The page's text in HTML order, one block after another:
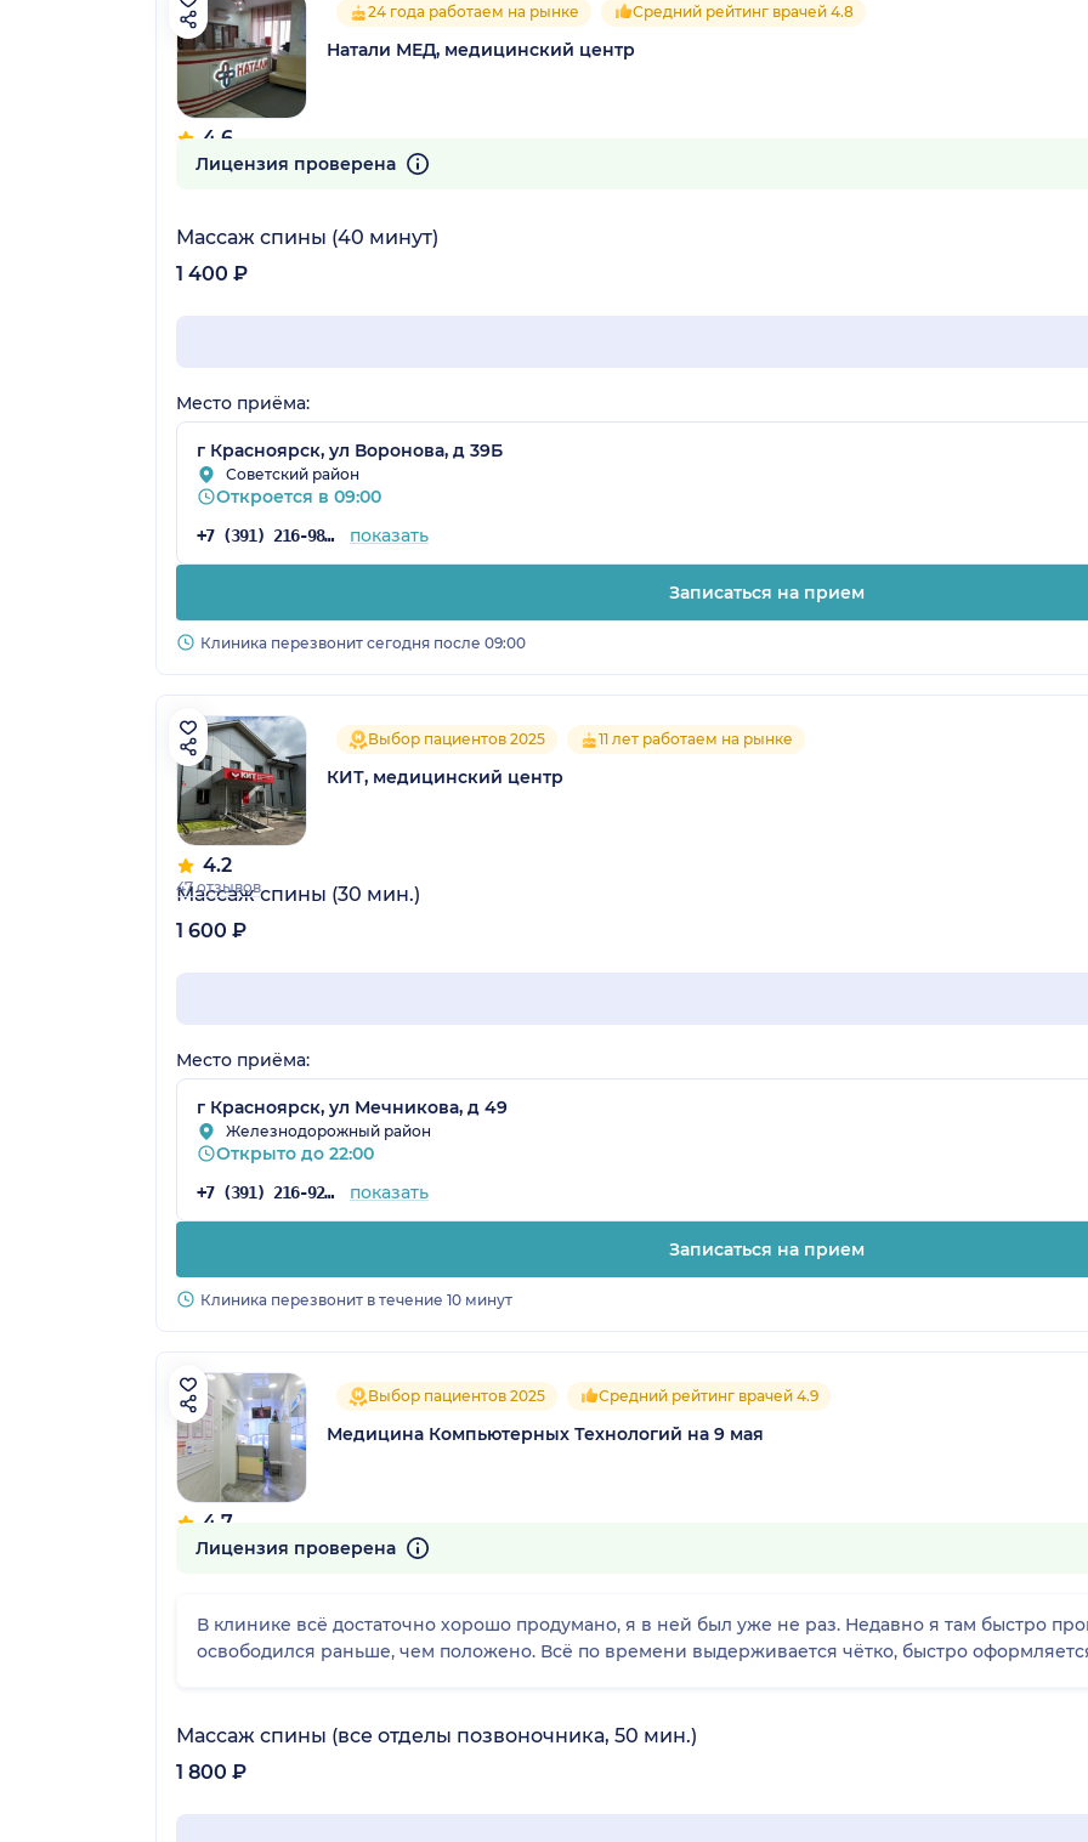
4.6
26 отзывов
24 года работаем на рынке Средний рейтинг врачей 4.8
Натали МЕД, медицинский центр
Лицензия проверена
Массаж спины (40 минут)
1 400 ₽
Место приёма:
г Красноярск, ул Воронова, д 39Б
Советский район
Откроется в 09:00
+7 (391) 216-98-61 показать
Записаться на прием
Клиника перезвонит сегодня после 09:00
4.2
47 отзывов
Выбор пациентов 2025 11 лет работаем на рынке
КИТ, медицинский центр
Массаж спины (30 мин.)
1 600 ₽
Место приёма:
г Красноярск, ул Мечникова, д 49
Железнодорожный район
Открыто до 22:00
+7 (391) 216-92-73 показать
Записаться на прием
Клиника перезвонит в течение 10 минут
4.7
83 отзыва
Выбор пациентов 2025 Средний рейтинг врачей 4.9
Медицина Компьютерных Технологий на 9 мая
Лицензия проверена
В клинике всё достаточно хорошо продумано, я в ней был уже не раз. Недавно я там быстро
освободился раньше, чем положено. Всё по времени выдерживается чётко, быстро
Массаж спины (все отделы позвоночника, 50 мин.)
1 800 ₽